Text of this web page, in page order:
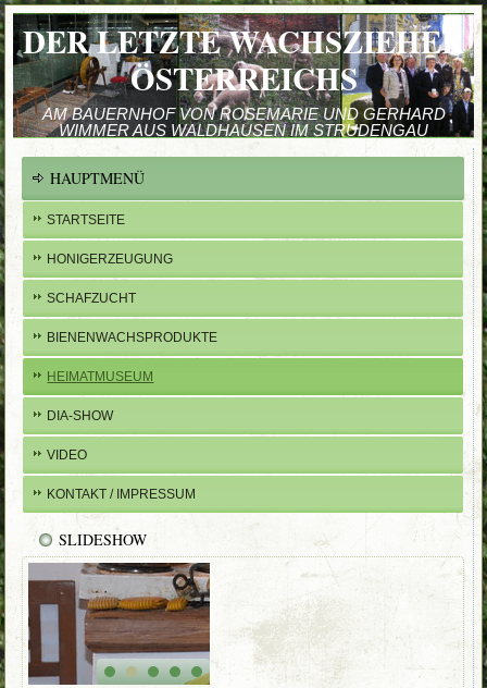
DER LETZTE WACHSZIEHER
ÖSTERREICHS
AM BAUERNHOF VON ROSEMARIE UND GERHARD
WIMMER AUS WALDHAUSEN IM STRUDENGAU
HAUPTMENÜ
STARTSEITE
HONIGERZEUGUNG
SCHAFZUCHT
BIENENWACHSPRODUKTE
HEIMATMUSEUM
DIA-SHOW
VIDEO
KONTAKT / IMPRESSUM
SLIDESHOW